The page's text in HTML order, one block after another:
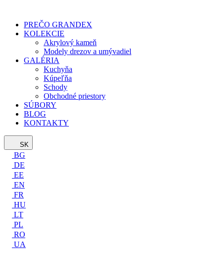
PREČO GRANDEX
KOLEKCIE
Akrylový kameň
Modely drezov a umývadiel
GALÉRIA
Kuchyňa
Kúpeľňa
Schody
Obchodné priestory
SÚBORY
BLOG
KONTAKTY
SK
BG
DE
EE
EN
FR
HU
LT
PL
RO
UA